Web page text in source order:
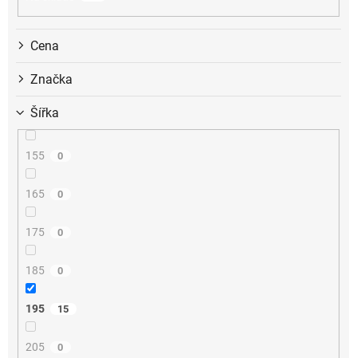
Cena
Značka
Šířka
155 0
165 0
175 0
185 0
195 15
205 0